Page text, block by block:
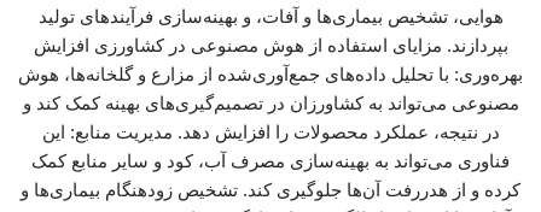
هوایی، تشخیص بیماری‌ها و آفات، و بهینه‌سازی فرآیندهای تولید
بپردازند. مزایای استفاده از هوش مصنوعی در کشاورزی افزایش
بهره‌وری: با تحلیل داده‌های جمع‌آوری‌شده از مزارع و گلخانه‌ها، هوش
مصنوعی می‌تواند به کشاورزان در تصمیم‌گیری‌های بهینه کمک کند و
در نتیجه، عملکرد محصولات را افزایش دهد. مدیریت منابع: این
فناوری می‌تواند به بهینه‌سازی مصرف آب، کود و سایر منابع کمک
کرده و از هدررفت آن‌ها جلوگیری کند. تشخیص زودهنگام بیماری‌ها و